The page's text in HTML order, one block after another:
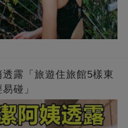
露「旅遊住旅館5樣東
碰」